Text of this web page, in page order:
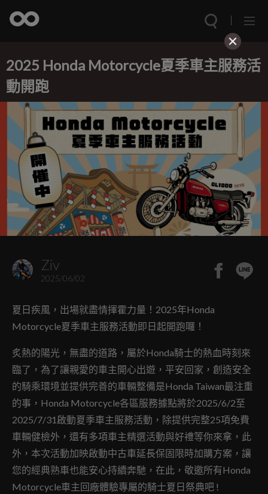
2025 Honda Motorcycle夏季車主服務活
動開跑
Ziv
2025/06/02
夏日疾風，出場就盡情揮霍力量！2025年Honda
Motorcycle夏季車主服務活動即日起開跑囉！
炙熱的陽光，無盡的道路，屬於Honda騎士的熱血時刻來
臨了，為了讓親愛的車主開心出遊，平安回家，創造安全
的騎乘環境並提供完善的車輛整備是Honda Taiwan最注重
的事，Honda Motorcycle各區服務據點將於2025/6/2至
2025/7/31啟動夏季車主服務活動，除提供完整25項免費
車輛健檢外，還有多項車主精選活動與好禮等你來拿，此
外，本次活動加映啟動中古車延長保固限時加購方案，讓
您的經典熟車也能安心持續奔馳，在此，敬邀所有Honda
Motorcycle車主回廠體驗專屬的騎士夏日祭典吧 !